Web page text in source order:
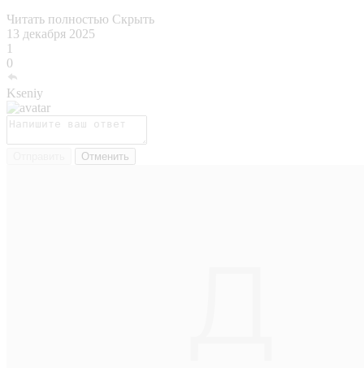
Читать полностью Скрыть
13 декабря 2025
1
0
Kseniy
Отменить